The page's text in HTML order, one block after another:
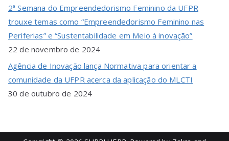
2ª Semana do Empreendedorismo Feminino da UFPR
trouxe temas como “Empreendedorismo Feminino nas
Periferias” e “Sustentabilidade em Meio à inovação”
22 de novembro de 2024
Agência de Inovação lança Normativa para orientar a
comunidade da UFPR acerca da aplicação do MLCTI
30 de outubro de 2024